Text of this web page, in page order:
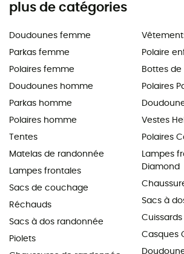
plus de catégories
Doudounes femme
Parkas femme
Polaires femme
Doudounes homme
Parkas homme
Polaires homme
Tentes
Matelas de randonnée
Lampes frontales
Sacs de couchage
Réchauds
Sacs à dos randonnée
Piolets
Polaire
Bottes
Polaires
Vestes
Polaires
Lampes
Diamond
Sacs à
Cuissards
Casques